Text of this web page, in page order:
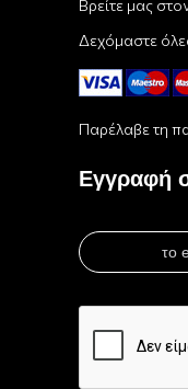
Βρείτε μας
Δεχόμαστε
Παρέλαβε τη
Εγγραφή